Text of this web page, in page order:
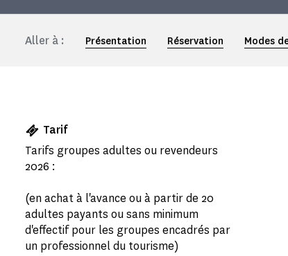
Aller à : Présentation Réservation Modes
Tarif
Tarifs groupes adultes ou revendeurs
2026 :
(en achat à l'avance ou à partir de 20
adultes payants ou sans minimum
d'effectif pour les groupes encadrés par
un professionnel du tourisme)